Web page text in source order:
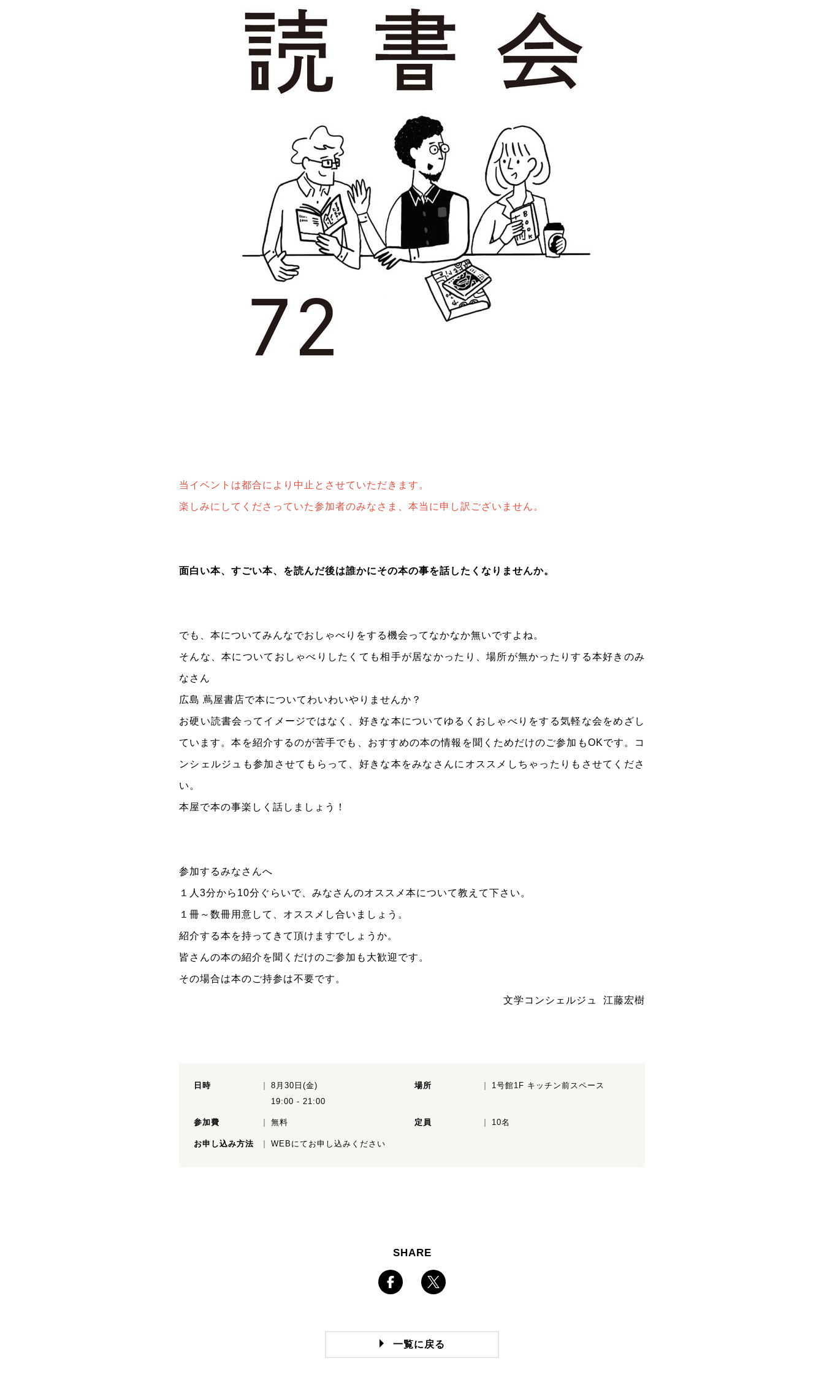
当イベントは都合により中止とさせていただきます。
楽しみにしてくださっていた参加者のみなさま、本当に申し訳ございません。
面白い本、すごい本、を読んだ後は誰かにその本の事を話したくなりませんか。
でも、本についてみんなでおしゃべりをする機会ってなかなか無いですよね。
そんな、本についておしゃべりしたくても相手が居なかったり、場所が無かったりする本好きのみ
なさん
広島 蔦屋書店で本についてわいわいやりませんか？
お硬い読書会ってイメージではなく、好きな本についてゆるくおしゃべりをする気軽な会をめざし
ています。本を紹介するのが苦手でも、おすすめの本の情報を聞くためだけのご参加もOKです。コ
ンシェルジュも参加させてもらって、好きな本をみなさんにオススメしちゃったりもさせてくださ
い。
本屋で本の事楽しく話しましょう！
参加するみなさんへ
１人3分から10分ぐらいで、みなさんのオススメ本について教えて下さい。
１冊～数冊用意して、オススメし合いましょう。
紹介する本を持ってきて頂けますでしょうか。
皆さんの本の紹介を聞くだけのご参加も大歓迎です。
その場合は本のご持参は不要です。
文学コンシェルジュ 江藤宏樹
日時
8月30日(金)
19:00 - 21:00
場所 1号館1F キッチン前スペース
参加費 無料 定員 10名
お申し込み方法 WEBにてお申し込みください
SHARE
一覧に戻る